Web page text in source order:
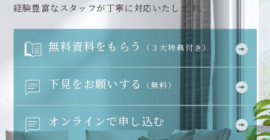
経験豊富なスタッフが丁寧に対応いたします。
無料資料をもらう （３大特典付き）
下見をお願いする （無料）
オンラインで申し込む